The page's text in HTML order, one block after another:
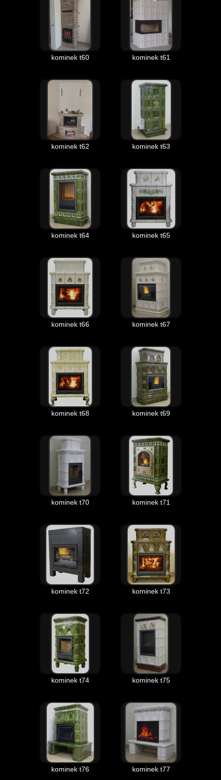
kominek t60 kominek t61
kominek t62 kominek t63
kominek t64 kominek t65
kominek t66 kominek t67
kominek t68 kominek t69
kominek t70 kominek t71
kominek t72 kominek t73
kominek t74 kominek t75
kominek t76 kominek t77